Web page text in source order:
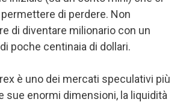
di perdere. Non
di diventare milionario con un
poche centinaia di dollari.
è uno dei mercati speculativi più
sue enormi dimensioni, la liquidità